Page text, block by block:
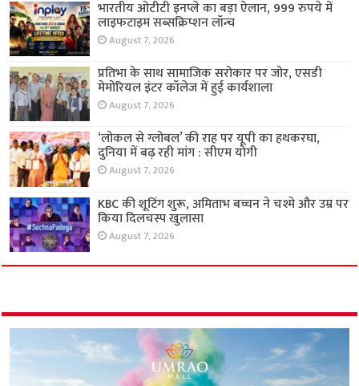
भारतीय ओटीटी इनप्ले का बड़ा ऐलान, 999 रुपये में
लाइफटाइम सब्सक्रिप्शन लॉन्च
August 7, 2026
प्रतिभा के साथ सामाजिक सरोकार पर जोर, एसडी
मेमोरियल इंटर कॉलेज में हुई कार्यशाला
August 7, 2026
‘लोकल से ग्लोबल’ की राह पर यूपी का हथकरघा,
दुनिया में बढ़ रही मांग : सीएम योगी
August 7, 2026
KBC की शूटिंग शुरू, अमिताभ बच्चन ने चश्मे और उम्र पर
किया दिलचस्प खुलासा
August 7, 2026